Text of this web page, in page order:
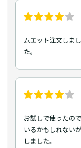
ムエット注文しま
た。
お試しで使ったの
いるかもしれない
しました。